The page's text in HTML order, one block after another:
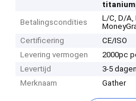
Betalingscondities
L/C, D/A,
Certificering
CE/ISO
Levering vermogen
2000pc
Levertijd
3-5 dagen
Merknaam
Gather